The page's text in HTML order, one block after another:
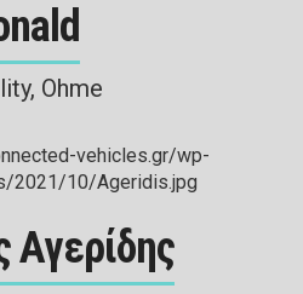
Ohme
Αγερίδης